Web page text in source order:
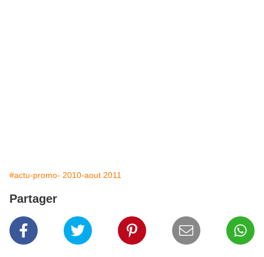
#actu-promo- 2010-aout 2011
Partager